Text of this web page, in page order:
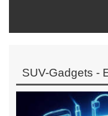
SUV-Gadgets -